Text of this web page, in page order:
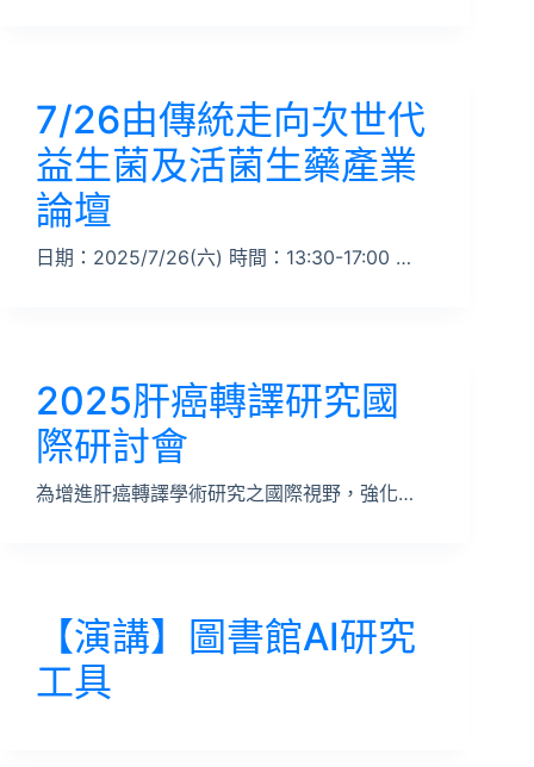
7/26由傳統走向次世代
益生菌及活菌生藥產業
論壇
日期：2025/7/26(六) 時間：13:30-17:00 …
2025肝癌轉譯研究國
際研討會
為增進肝癌轉譯學術研究之國際視野，強化…
【演講】圖書館AI研究
工具